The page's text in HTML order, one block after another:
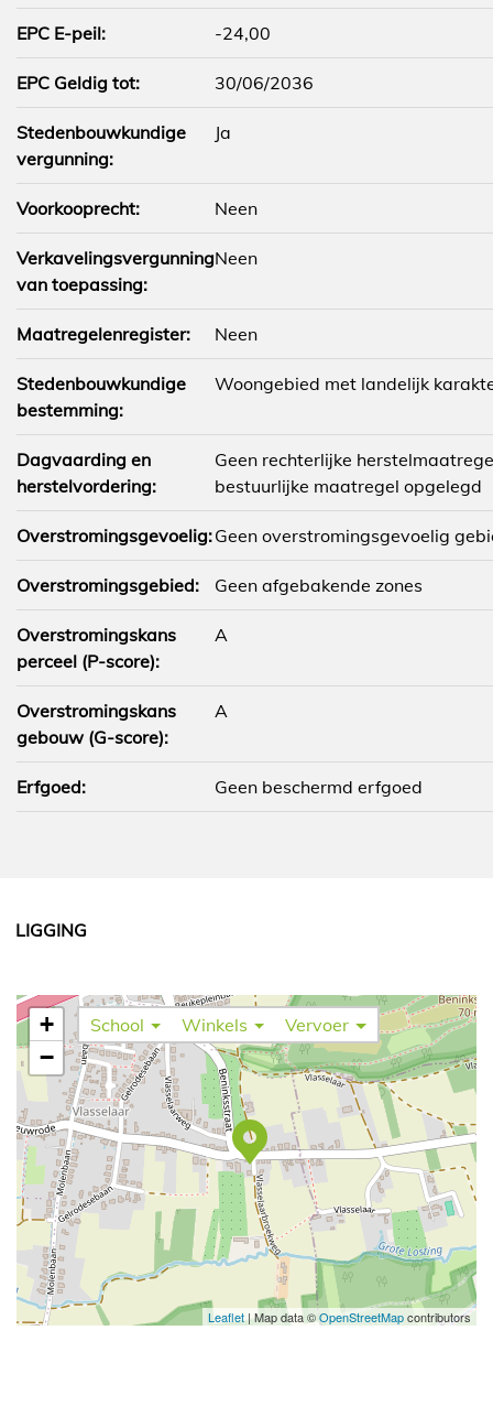
EPC E-peil: -24,00
EPC Geldig tot: 30/06/2036
Stedenbouwkundige
vergunning:
Ja
Voorkooprecht: Neen
Verkavelingsvergunning
van toepassing:
Neen
Maatregelenregister: Neen
Stedenbouwkundige
bestemming:
Woongebied met landelijk
Dagvaarding en
herstelvordering:
Geen rechterlijke
bestuurlijke maatregel opgelegd
Overstromingsgevoelig:Geen overstromingsgevoelig
Overstromingsgebied: Geen afgebakende zones
Overstromingskans
perceel (P-score):
A
Overstromingskans
gebouw (G-score):
A
Erfgoed: Geen beschermd erfgoed
LIGGING
+
−
Leaflet| Map data ©OpenStreetMapcontributors
School Winkels Vervoer